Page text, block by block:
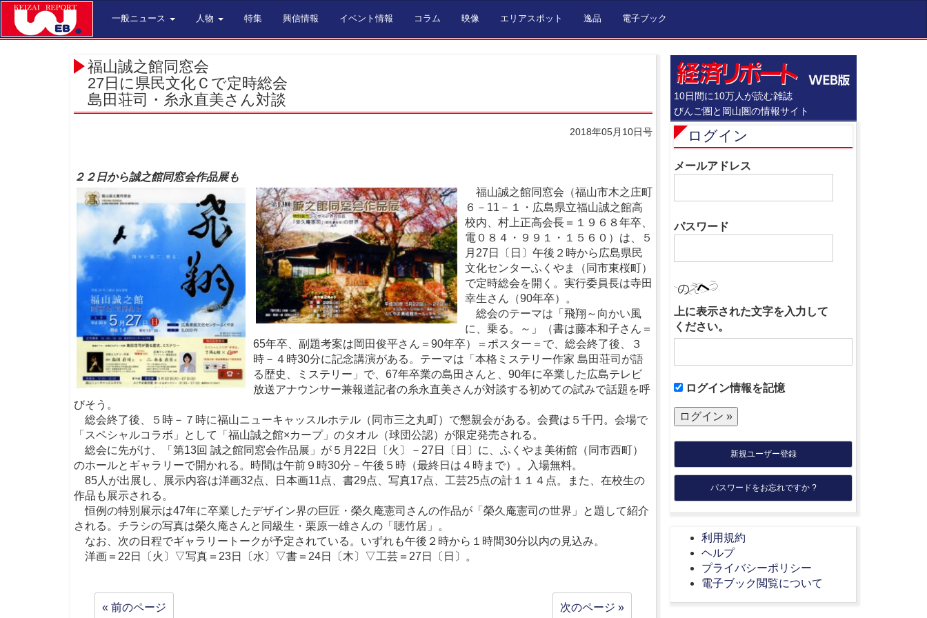
一般ニュース 人物 特集 興信情報 イベント情報 コラム 映像 エリアスポット 逸品 電子ブック
福山誠之館同窓会
27日に県民文化Ｃで定時総会
島田荘司・糸永直美さん対談
2018年05月10日号
２２日から誠之館同窓会作品展も
福山誠之館同窓会（福山市木之庄町
６－11－１・広島県立福山誠之館高
校内、村上正高会長＝１９６８年卒、
電０８４・９９１・１５６０）は、５
月27日〔日〕午後２時から広島県民
文化センターふくやま（同市東桜町）
で定時総会を開く。実行委員長は寺田
幸生さん（90年卒）。
総会のテーマは「飛翔～向かい風
に、乗る。～」（書は藤本和子さん＝
65年卒、副題考案は岡田俊平さん＝90年卒）＝ポスター＝で、総会終了後、３
時－４時30分に記念講演がある。テーマは「本格ミステリー作家 島田荘司が語
る歴史、ミステリー」で、67年卒業の島田さんと、90年に卒業した広島テレビ
放送アナウンサー兼報道記者の糸永直美さんが対談する初めての試みで話題を呼
びそう。
総会終了後、５時－７時に福山ニューキャッスルホテル（同市三之丸町）で懇親会がある。会費は５千円。会場で
「スペシャルコラボ」として「福山誠之館×カープ」のタオル（球団公認）が限定発売される。
総会に先がけ、「第13回 誠之館同窓会作品展」が５月22日〔火〕－27日〔日〕に、ふくやま美術館（同市西町）
のホールとギャラリーで開かれる。時間は午前９時30分－午後５時（最終日は４時まで）。入場無料。
85人が出展し、展示内容は洋画32点、日本画11点、書29点、写真17点、工芸25点の計１１４点。また、在校生の
作品も展示される。
恒例の特別展示は47年に卒業したデザイン界の巨匠・榮久庵憲司さんの作品が「榮久庵憲司の世界」と題して紹介
される。チラシの写真は榮久庵さんと同級生・栗原一雄さんの「聴竹居」。
なお、次の日程でギャラリートークが予定されている。いずれも午後２時から１時間30分以内の見込み。
洋画＝22日〔火〕▽写真＝23日〔水〕▽書＝24日〔木〕▽工芸＝27日〔日〕。
« 前のページ 次のページ »
10日間に10万人が読む雑誌
びんご圏と岡山圏の情報サイト
ログイン
メールアドレス
パスワード
上に表示された文字を入力して
ください。
ログイン情報を記憶
新規ユーザー登録
パスワードをお忘れですか ?
利用規約
ヘルプ
プライバシーポリシー
電子ブック閲覧について